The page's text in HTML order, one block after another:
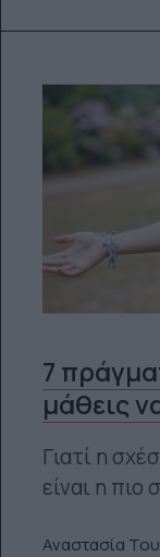
7
μάθεις
Γιατί η
είναι η πιο
Αναστασία